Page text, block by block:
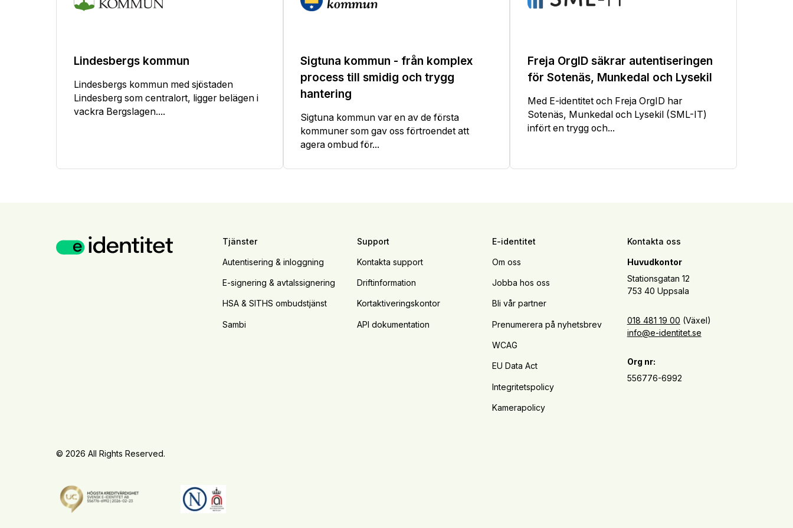
Lindesbergs kommun
Lindesbergs kommun med sjöstaden
Lindesberg som centralort, ligger belägen i
vackra Bergslagen....
Sigtuna kommun - från komplex
process till smidig och trygg
hantering
Sigtuna kommun var en av de första
kommuner som gav oss förtroendet att
agera ombud för...
Freja OrgID säkrar autentiseringen
för Sotenäs, Munkedal och Lysekil
Med E-identitet och Freja OrgID har
Sotenäs, Munkedal och Lysekil (SML-IT)
infört en trygg och...
Tjänster
Autentisering & inloggning
E-signering & avtalssignering
HSA & SITHS ombudstjänst
Sambi
Support
Kontakta support
Driftinformation
Kortaktiveringskontor
API dokumentation
E-identitet
Om oss
Jobba hos oss
Bli vår partner
Prenumerera på nyhetsbrev
WCAG
EU Data Act
Integritetspolicy
Kamerapolicy
Kontakta oss
Huvudkontor
Stationsgatan 12
753 40 Uppsala
018 481 19 00 (Växel)
info@e-identitet.se
Org nr:
556776-6992
© 2026 All Rights Reserved.